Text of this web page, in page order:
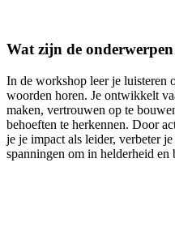
Wat zijn de onderwerpen
In de workshop leer je luisteren
woorden horen. Je ontwikkelt
maken, vertrouwen op te
behoeften te herkennen. Door
je je impact als leider, verbeter
spanningen om in helderheid en